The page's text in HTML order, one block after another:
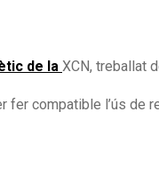
de la XCN, treballat
compatible l’ús de